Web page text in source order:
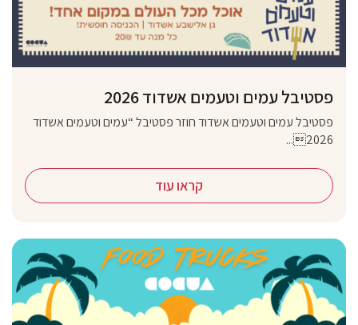
פסטיבל עמים וטעמים אשדוד 2026
פסטיבל עמים וטעמים אשדוד חוזר פסטיבל “עמים וטעמים אשדוד
2026...
קראו עוד